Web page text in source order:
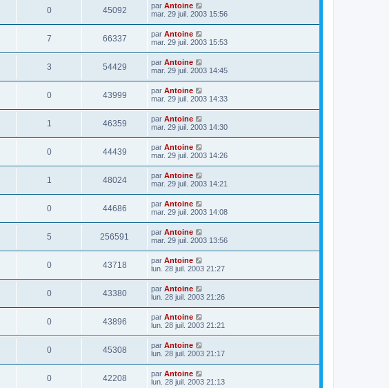
0 45092 par Antoine
mar. 29 juil. 2003 15:56
7 66337 par Antoine
mar. 29 juil. 2003 15:53
3 54429 par Antoine
mar. 29 juil. 2003 14:45
0 43999 par Antoine
mar. 29 juil. 2003 14:33
1 46359 par Antoine
mar. 29 juil. 2003 14:30
0 44439 par Antoine
mar. 29 juil. 2003 14:26
1 48024 par Antoine
mar. 29 juil. 2003 14:21
0 44686 par Antoine
mar. 29 juil. 2003 14:08
5 256591 par Antoine
mar. 29 juil. 2003 13:56
0 43718 par Antoine
lun. 28 juil. 2003 21:27
0 43380 par Antoine
lun. 28 juil. 2003 21:26
0 43896 par Antoine
lun. 28 juil. 2003 21:21
0 45308 par Antoine
lun. 28 juil. 2003 21:17
0 42208 par Antoine
lun. 28 juil. 2003 21:13